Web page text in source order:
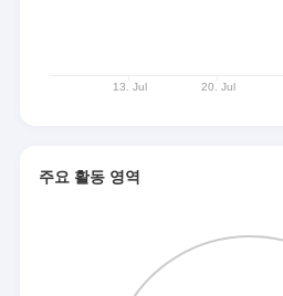
주요 활동 영역